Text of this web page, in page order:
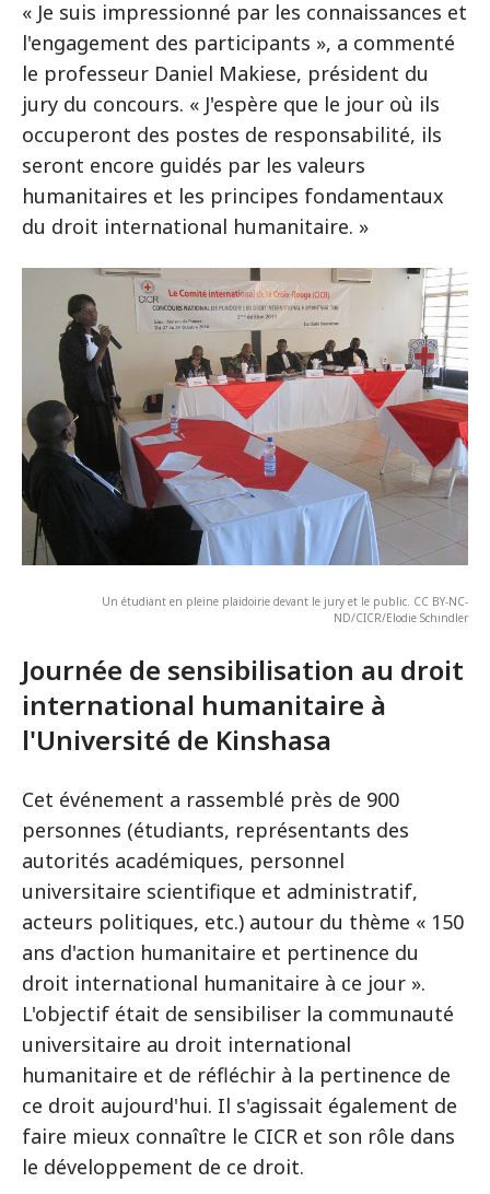
« Je suis impressionné par les connaissances et
l'engagement des participants », a commenté
le professeur Daniel Makiese, président du
jury du concours. « J'espère que le jour où ils
occuperont des postes de responsabilité, ils
seront encore guidés par les valeurs
humanitaires et les principes fondamentaux
du droit international humanitaire. »
Un étudiant en pleine plaidoirie devant le jury et le public. CC BY-NC-
ND/CICR/Elodie Schindler
Journée de sensibilisation au droit
international humanitaire à
l'Université de Kinshasa
Cet événement a rassemblé près de 900
personnes (étudiants, représentants des
autorités académiques, personnel
universitaire scientifique et administratif,
acteurs politiques, etc.) autour du thème « 150
ans d'action humanitaire et pertinence du
droit international humanitaire à ce jour ».
L'objectif était de sensibiliser la communauté
universitaire au droit international
humanitaire et de réfléchir à la pertinence de
ce droit aujourd'hui. Il s'agissait également de
faire mieux connaître le CICR et son rôle dans
le développement de ce droit.